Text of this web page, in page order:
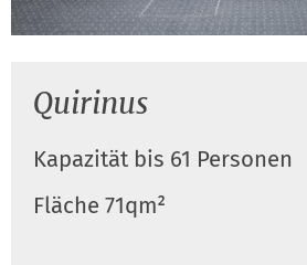
Quirinus
Kapazität bis 61 Personen
Fläche 71qm²